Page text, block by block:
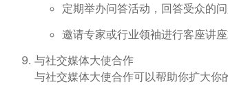
定期举办问答活动，回答受众的
邀请专家或行业领袖进行客座讲
与社交媒体大使合作
与社交媒体大使合作可以帮助你扩大你